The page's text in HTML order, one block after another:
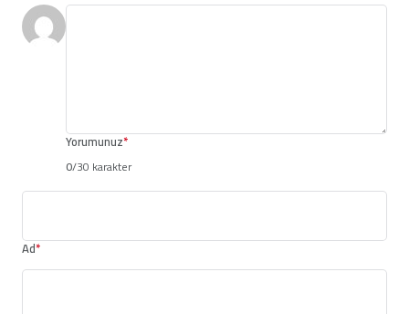
Yorumunuz*
0/30 karakter
Ad*